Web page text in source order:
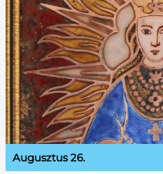
augusztus 26.